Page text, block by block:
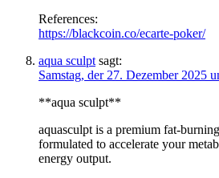
References:
https://blackcoin.co/ecarte-poker/
aqua sculpt sagt:
Samstag, der 27. Dezember 2025
**aqua sculpt**
aquasculpt is a premium fat-
formulated to accelerate your
energy output.